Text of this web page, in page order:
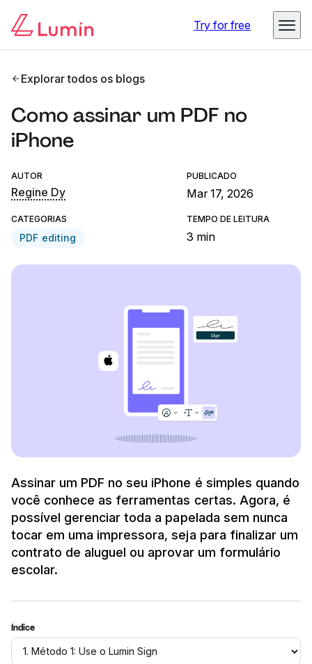
Try for free
Explorar todos os blogs
Como assinar um PDF no
iPhone
AUTOR
Regine Dy
PUBLICADO
Mar 17, 2026
CATEGORIAS
PDF editing
TEMPO DE LEITURA
3 min
Assinar um PDF no seu iPhone é simples quando
você conhece as ferramentas certas. Agora, é
possível gerenciar toda a papelada sem nunca
tocar em uma impressora, seja para finalizar um
contrato de aluguel ou aprovar um formulário
escolar.
Índice